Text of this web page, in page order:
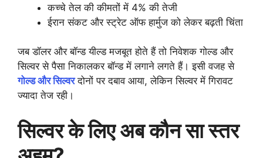
कच्चे तेल की कीमतों में 4% की तेजी
ईरान संकट और स्ट्रेट ऑफ हार्मुज को लेकर बढ़ती चिंता
जब डॉलर और बॉन्ड यील्ड मजबूत होते हैं तो निवेशक गोल्ड और
सिल्वर से पैसा निकालकर बॉन्ड में लगाने लगते हैं। इसी वजह से
गोल्ड और सिल्वरदोनों पर दबाव आया, लेकिन सिल्वर में गिरावट
ज्यादा तेज रही।
सिल्वर के लिए अब कौन सा स्तर